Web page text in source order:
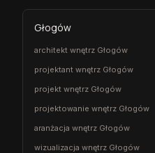
Głogów
architekt wnętrz Głogów
projektant wnętrz Głogów
projekt wnętrz Głogów
projektowanie wnętrz Głogów
aranżacja wnętrz Głogów
wizualizacja wnętrz Głogów